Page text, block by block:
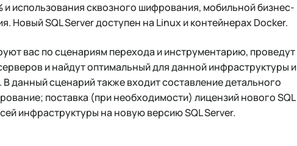
использования сквозного шифрования, мобильной бизнес-
Новый SQL Server доступен на Linux и контейнерах Docker.
вас по сценариям перехода и инструментарию, проведут
и найдут оптимальный для данной инфраструктуры и
данный сценарий также входит составление детального
поставка (при необходимости) лицензий нового SQL
инфраструктуры на новую версию SQL Server.